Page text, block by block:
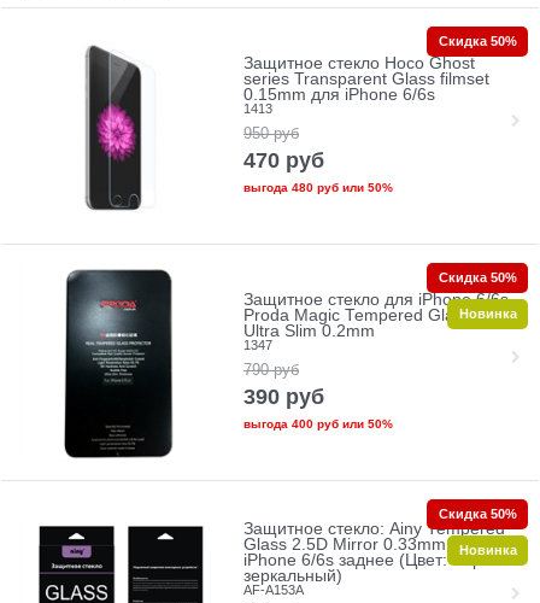
Защитное стекло Hoco Ghost
series Transparent Glass filmset
0.15mm для iPhone 6/6s
1413
950 руб
470 руб
выгода 480 рубили 50%
Скидка 50%
Защитное стекло для iPhone 6/6s
Proda Magic Tempered Glass 2.5D
Ultra Slim 0.2mm
1347
790 руб
390 руб
выгода 400 рубили 50%
Скидка 50%
Новинка
Защитное стекло: Ainy Tempered
Glass 2.5D Mirror 0.33mm для
iPhone 6/6s заднее (Цвет: Черно-
зеркальный)
AF-A153A
Скидка 50%
Новинка